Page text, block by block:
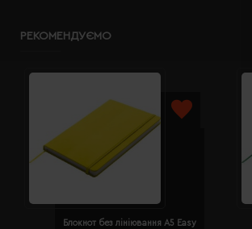
РЕКОМЕНДУЄМО
Блокнот без лініювання A5 Easy